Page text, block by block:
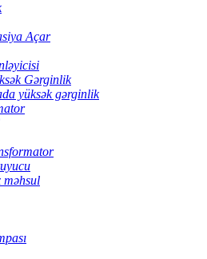
Açar
Gərginlik
yüksək gərginlik
məhsul